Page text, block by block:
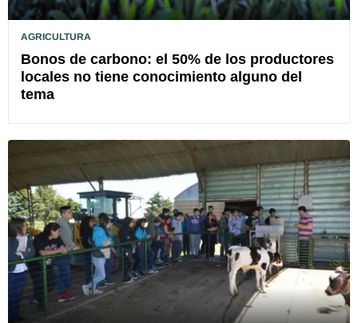
AGRICULTURA
Bonos de carbono: el 50% de los productores
locales no tiene conocimiento alguno del
tema